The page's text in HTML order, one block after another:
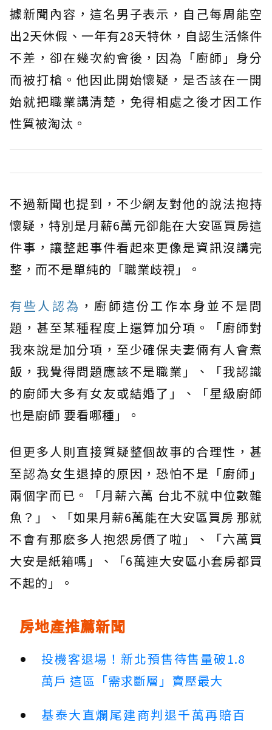
據新聞內容，這名男子表示，自己每周能空
出2天休假、一年有28天特休，自認生活條件
不差，卻在幾次約會後，因為「廚師」身分
而被打槍。他因此開始懷疑，是否該在一開
始就把職業講清楚，免得相處之後才因工作
性質被淘汰。
不過新聞也提到，不少網友對他的說法抱持
懷疑，特別是月薪6萬元卻能在大安區買房這
件事，讓整起事件看起來更像是資訊沒講完
整，而不是單純的「職業歧視」。
有些人認為 ，廚師這份工作本身並不是問
題，甚至某種程度上還算加分項。「廚師對
我來說是加分項，至少確保夫妻倆有人會煮
飯，我覺得問題應該不是職業」、「我認識
的廚師大多有女友或結婚了」、「星級廚師
也是廚師 要看哪種」。
但更多人則直接質疑整個故事的合理性，甚
至認為女生退掉的原因，恐怕不是「廚師」
兩個字而已。「月薪六萬 台北不就中位數雜
魚？」、「如果月薪6萬能在大安區買房 那就
不會有那麽多人抱怨房價了啦」、「六萬買
大安是紙箱嗎」、「6萬連大安區小套房都買
不起的」。
房地產推薦新聞
投機客退場！新北預售待售量破1.8
萬戶 這區「需求斷層」賣壓最大
基泰大直爛尾建商判退千萬再賠百